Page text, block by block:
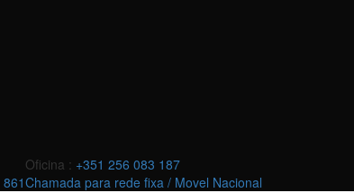
Oficina : +351 256 083 187
Chamada para rede fixa / Movel Nacional